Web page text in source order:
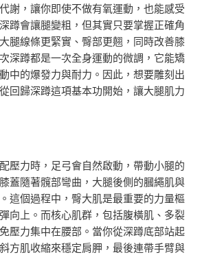
謝，讓你即使不做有氧運動，也能感受
蹲會讓腿變粗，但其實只要掌握正確角
腿線條更緊實、臀部更翹，同時改善膝
深蹲都是一次全身運動的微調，它能矯
中的爆發力與耐力。因此，想要雕刻出
回歸深蹲這項基本功開始，讓大腿肌力
壓力時，足弓會自然啟動，帶動小腿的
蓋隨著髖部彎曲，大腿後側的膕繩肌與
這個過程中，臀大肌是最重要的力量樞
向上。而核心肌群，包括腹橫肌、多裂
壓力集中在腰部。當你從深蹲底部站起
方肌收縮來穩定肩胛，最後連帶手臂與